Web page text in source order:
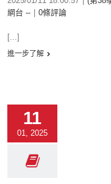
網台 --
0條評論
[...]
進一步了解
11
01, 2025